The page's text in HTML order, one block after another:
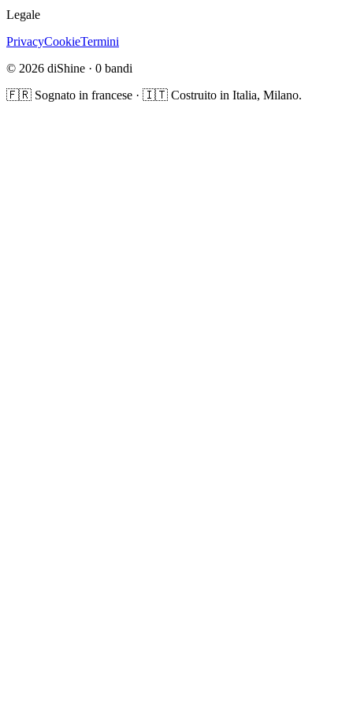
Legale
PrivacyCookieTermini
© 2026 diShine · 0 bandi
🇫🇷 Sognato in francese · 🇮🇹 Costruito in Italia, Milano.